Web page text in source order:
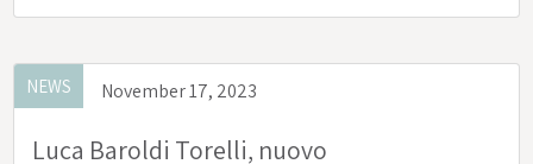
NEWS November 17, 2023
Luca Baroldi Torelli, nuovo